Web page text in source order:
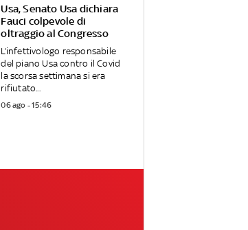
Usa, Senato Usa dichiara
Fauci colpevole di
oltraggio al Congresso
L’infettivologo responsabile
del piano Usa contro il Covid
la scorsa settimana si era
rifiutato...
06 ago - 15:46